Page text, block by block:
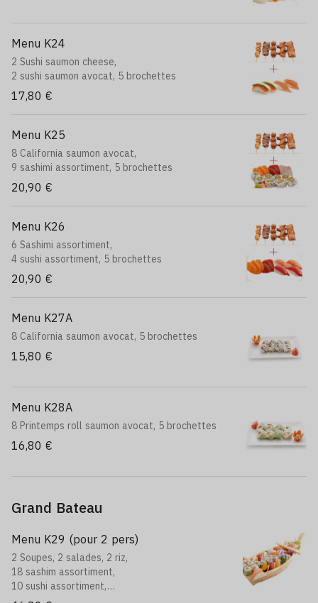
Menu K24
2 Sushi saumon cheese,
2 sushi saumon avocat, 5 brochettes
17,80 €
Menu K25
8 California saumon avocat,
9 sashimi assortiment, 5 brochettes
20,90 €
Menu K26
6 Sashimi assortiment,
4 sushi assortiment, 5 brochettes
20,90 €
Menu K27A
8 California saumon avocat, 5 brochettes
15,80 €
Menu K28A
8 Printemps roll saumon avocat, 5 brochettes
16,80 €
Grand Bateau
Menu K29 (pour 2 pers)
2 Soupes, 2 salades, 2 riz,
18 sashim assortiment,
10 sushi assortiment,
8 california saumon avocat,